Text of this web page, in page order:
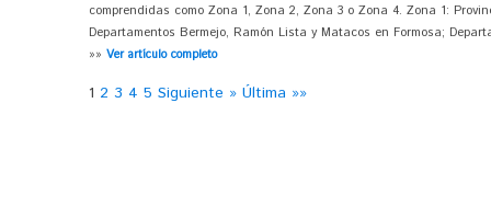
comprendidas como Zona 1, Zona 2, Zona 3 o Zona 4. Zona 1:
Departamentos Bermejo, Ramón Lista y Matacos en Formosa;
»» Ver artículo completo
1 2 3 4 5 Siguiente » Última »»